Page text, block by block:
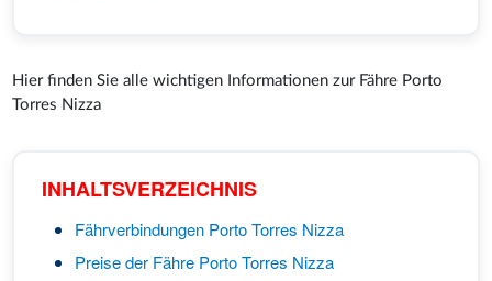
Hier finden Sie alle wichtigen Informationen zur Fähre Porto
Torres Nizza
INHALTSVERZEICHNIS
Fährverbindungen Porto Torres Nizza
Preise der Fähre Porto Torres Nizza